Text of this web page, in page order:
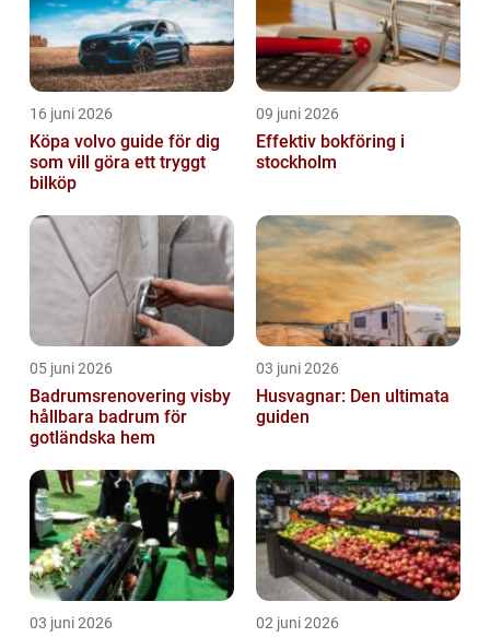
16 juni 2026
Köpa volvo guide för dig
som vill göra ett tryggt
bilköp
09 juni 2026
Effektiv bokföring i
stockholm
05 juni 2026
Badrumsrenovering visby
hållbara badrum för
gotländska hem
03 juni 2026
Husvagnar: Den ultimata
guiden
03 juni 2026 02 juni 2026